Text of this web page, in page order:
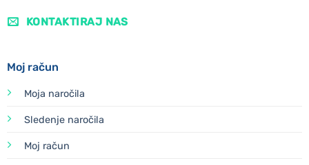
KONTAKTIRAJ NAS
Moj račun
Moja naročila
Sledenje naročila
Moj račun